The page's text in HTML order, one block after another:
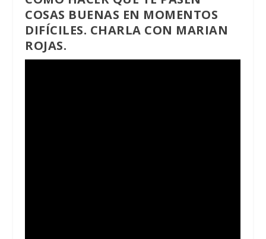
COSAS BUENAS EN MOMENTOS
DIFÍCILES. CHARLA CON MARIAN
ROJAS.